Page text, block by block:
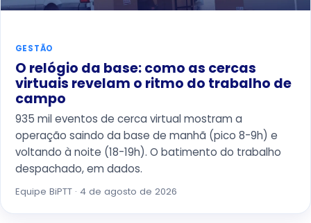
GESTÃO
O relógio da base: como as cercas
virtuais revelam o ritmo do trabalho de
campo
935 mil eventos de cerca virtual mostram a
operação saindo da base de manhã (pico 8-9h) e
voltando à noite (18-19h). O batimento do trabalho
despachado, em dados.
Equipe BiPTT · 4 de agosto de 2026